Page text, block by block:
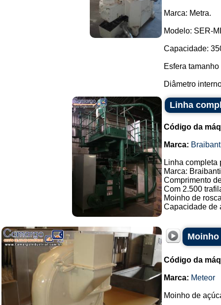
Marca: Metra.
Modelo: SER-
Capacidade:
Esfera
Diâmetro
Linha
Código da
Marca:
Linha completa
Marca:
Comprimento
Com 2.500
Moinho de
Capacidade de
Código da
Marca: Meteor
Moinho de